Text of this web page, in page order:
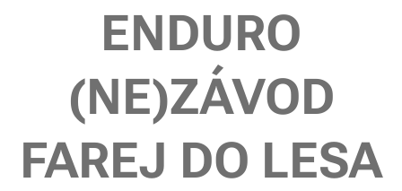
ENDURO
(NE)ZÁVOD
FAREJ DO LESA